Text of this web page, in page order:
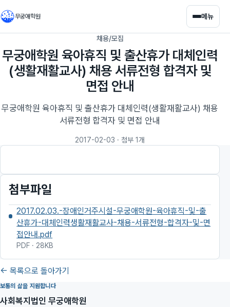
무궁애학원 메뉴
채용/모집
무궁애학원 육아휴직 및 출산휴가 대체인력
(생활재활교사) 채용 서류전형 합격자 및
면접 안내
무궁애학원 육아휴직 및 출산휴가 대체인력(생활재활교사) 채용
서류전형 합격자 및 면접 안내
2017-02-03 · 첨부 1개
첨부파일
2017.02.03.-장애인거주시설-무궁애학원-육아휴직-및-출
산휴가-대체인력생활재활교사-채용-서류전형-합격자-및-면
접안내.pdf
PDF · 28KB
← 목록으로 돌아가기
보통의 삶을 지원합니다
사회복지법인 무궁애학원